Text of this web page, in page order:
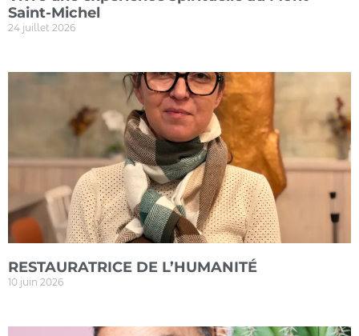
Saint-Michel
24 juillet 2026
RESTAURATRICE DE L’HUMANITÉ
10 juin 2026